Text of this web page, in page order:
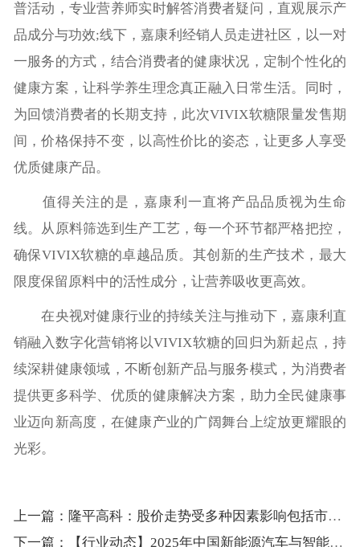
普活动，专业营养师实时解答消费者疑问，直观展示产
品成分与功效;线下，嘉康利经销人员走进社区，以一对
一服务的方式，结合消费者的健康状况，定制个性化的
健康方案，让科学养生理念真正融入日常生活。同时，
为回馈消费者的长期支持，此次VIVIX软糖限量发售期
间，价格保持不变，以高性价比的姿态，让更多人享受
优质健康产品。
值得关注的是，嘉康利一直将产品品质视为生命
线。从原料筛选到生产工艺，每一个环节都严格把控，
确保VIVIX软糖的卓越品质。其创新的生产技术，最大
限度保留原料中的活性成分，让营养吸收更高效。
在央视对健康行业的持续关注与推动下，嘉康利直
销融入数字化营销将以VIVIX软糖的回归为新起点，持
续深耕健康领域，不断创新产品与服务模式，为消费者
提供更多科学、优质的健康解决方案，助力全民健康事
业迈向新高度，在健康产业的广阔舞台上绽放更耀眼的
光彩。
上一篇：隆平高科：股价走势受多种因素影响包括市场情绪行业动态宏观经济及自身经营状况影响等
下一篇：【行业动态】2025年中国新能源汽车与智能网联汽车加速融合